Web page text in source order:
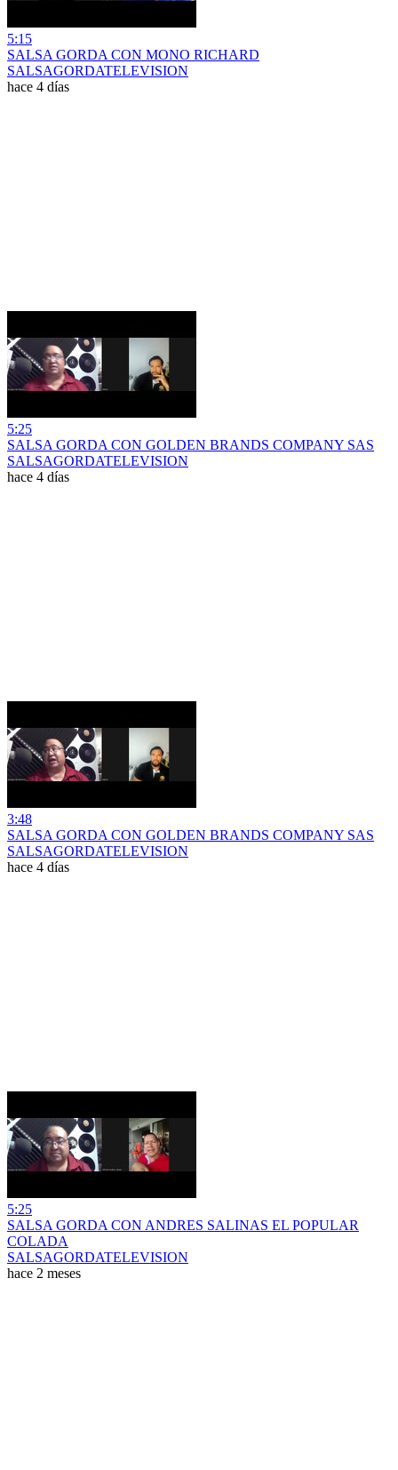
5:15
SALSA GORDA CON MONO RICHARD
SALSAGORDATELEVISION
hace 4 días
5:25
SALSA GORDA CON GOLDEN BRANDS COMPANY SAS
SALSAGORDATELEVISION
hace 4 días
3:48
SALSA GORDA CON GOLDEN BRANDS COMPANY SAS
SALSAGORDATELEVISION
hace 4 días
5:25
SALSA GORDA CON ANDRES SALINAS EL POPULAR
COLADA
SALSAGORDATELEVISION
hace 2 meses